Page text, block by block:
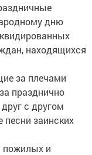
дню
находящихся
за плечами
празднично
с другом
заинских
пожилых и